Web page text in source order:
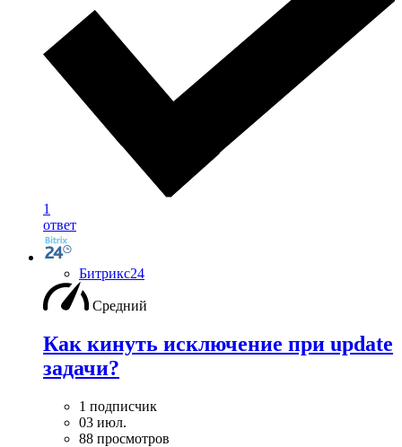
1
ответ
Битрикс24
Средний
Как кинуть исключение при update
задачи?
1 подписчик
03 июл.
88 просмотров